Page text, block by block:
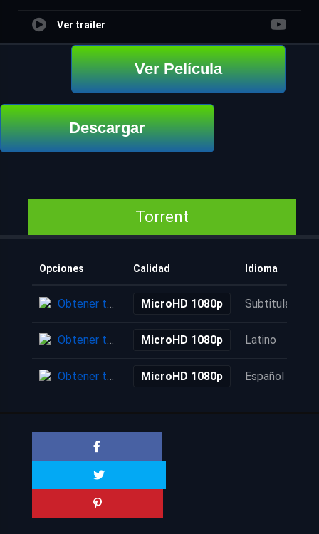
Ver trailer
Ver Película
Descargar
Torrent
Opciones Calidad Idioma
Obtener torrent MicroHD 1080p Subtitulada
Obtener torrent MicroHD 1080p Latino
Obtener torrent MicroHD 1080p Español